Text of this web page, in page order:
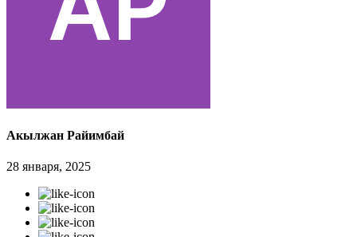
Акылжан Райимбай
28 января, 2025